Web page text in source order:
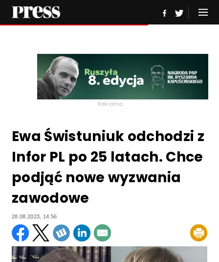
Reklama
Ewa Świstuniuk odchodzi z
Infor PL po 25 latach. Chce
podjąć nowe wyzwania
zawodowe
28.08.2023, 14:56